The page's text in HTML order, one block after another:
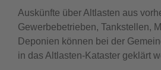
Auskünfte über Altlasten aus
Gewerbebetrieben, Tankstellen,
Deponien können bei der
in das Altlasten-Kataster geklärt